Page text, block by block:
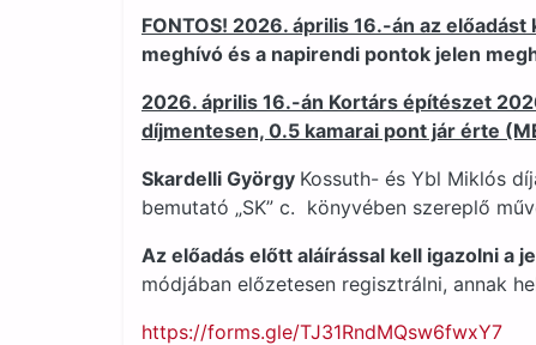
FONTOS! 2026. április 16.-án az
meghívó és a napirendi pontok jelen
2026. április 16.-án Kortárs építészet
díjmentesen, 0.5 kamarai pont jár érte
Skardelli György Kossuth- és Ybl Miklós
bemutató „SK” c. könyvében szereplő
Az előadás előtt aláírással kell igazolni a
módjában előzetesen regisztrálni, annak
https://forms.gle/TJ31RndMQsw6fwxY7